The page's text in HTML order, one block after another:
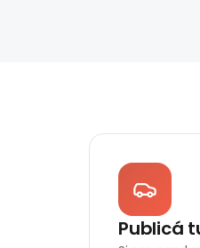
Publicá